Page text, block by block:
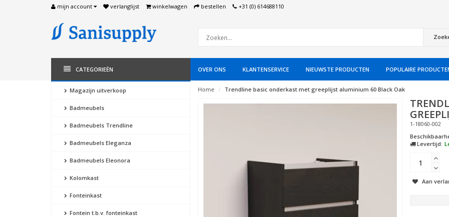
mijn account verlanglijst winkelwagen bestellen +31 (0) 614688110
CATEGORIEËN OVER ONS KLANTENSERVICE NIEUWSTE PRODUCTEN POPULAIRE
Magazijn uitverkoop
Badmeubels
Badmeubels Trendline
Badmeubels Eleganza
Badmeubels Eleonora
Kolomkast
Fonteinkast
Fontein t.b.v. fonteinkast
Home Trendline basic onderkast met greeplijst aluminium 60 Black Oak
1-18060-002
Levertijd:
Aan